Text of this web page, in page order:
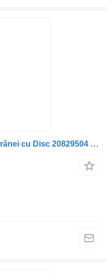
Protecție Împotriva Stropirii Frânei cu Disc 20829504 para Volvo 13 camión